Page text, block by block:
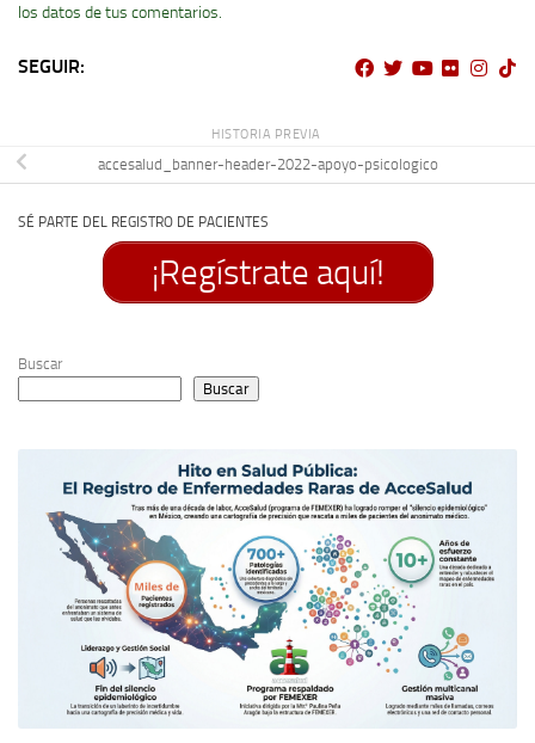
los datos de tus comentarios.
SEGUIR:
HISTORIA PREVIA
accesalud_banner-header-2022-apoyo-psicologico
SÉ PARTE DEL REGISTRO DE PACIENTES
¡Regístrate aquí!
Buscar
Buscar